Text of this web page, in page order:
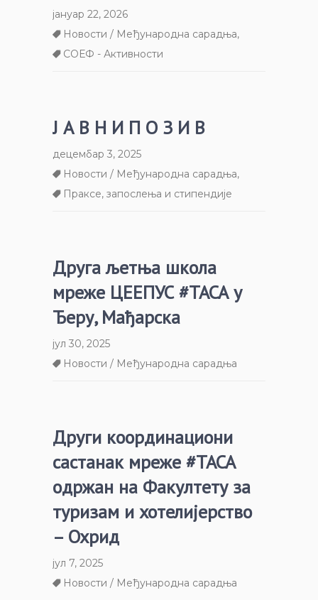
јануар 22, 2026
Новости / Међународна сарадња,
СОЕФ - Активности
Ј А В Н И П О З И В
децембар 3, 2025
Новости / Међународна сарадња,
Праксе, запослења и стипендије
Друга љетња школа
мреже ЦЕЕПУС #ТАСА у
Ђеру, Мађарска
јул 30, 2025
Новости / Међународна сарадња
Други координациони
састанак мреже #ТАСА
одржан на Факултету за
туризам и хотелијерство
– Охрид
јул 7, 2025
Новости / Међународна сарадња